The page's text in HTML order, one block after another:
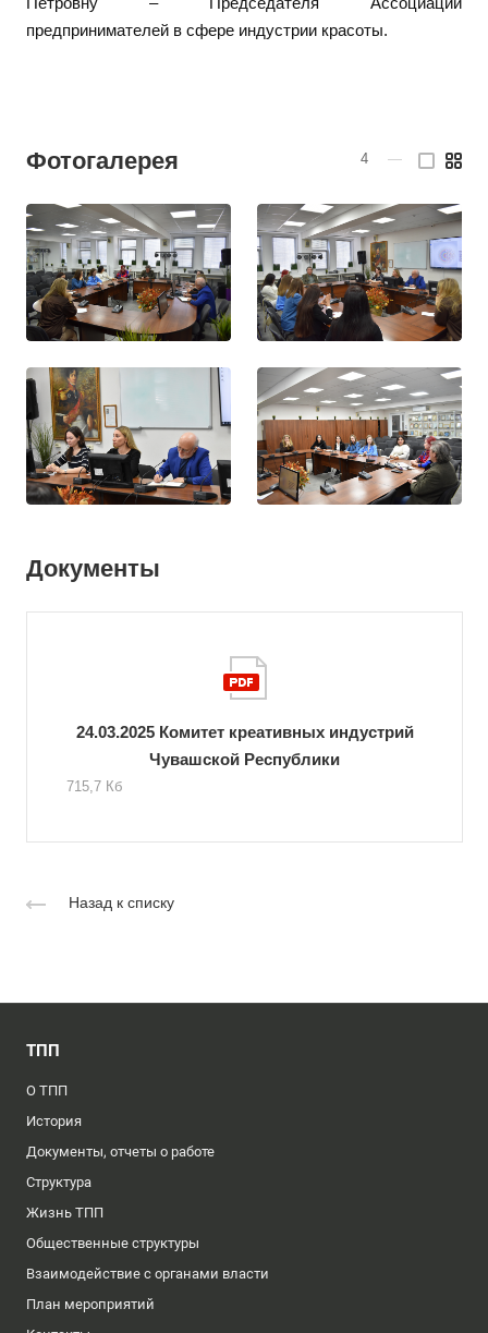
предпринимателей в сфере индустрии красоты.
Фотогалерея 4 —
Документы
24.03.2025 Комитет креативных индустрий
Чувашской Республики
715,7 Кб
Назад к списку
ТПП
О ТПП
История
Документы, отчеты о работе
Структура
Жизнь ТПП
Общественные структуры
Взаимодействие с органами власти
План мероприятий